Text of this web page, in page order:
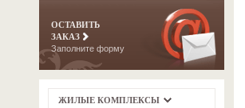
ОСТАВИТЬ
ЗАКАЗ
Заполните форму
ЖИЛЫЕ КОМПЛЕКСЫ